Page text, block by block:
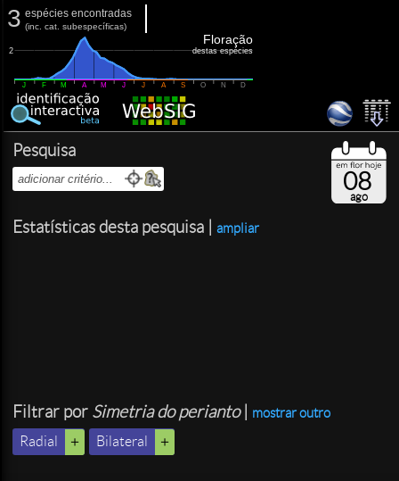
3 espécies encontradas
(inc. cat. subespecíficas)
2
J F M A M J J A S O N D
Floração
destas espécies
Pesquisa
Estatísticas desta pesquisa | ampliar
Filtrar por Simetria do perianto|
mostrar outro
Radial
Bilateral
08
ago